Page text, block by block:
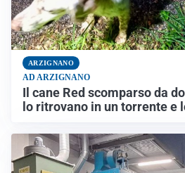
ARZIGNANO
AD ARZIGNANO
Il cane Red scomparso da
lo ritrovano in un torrente e